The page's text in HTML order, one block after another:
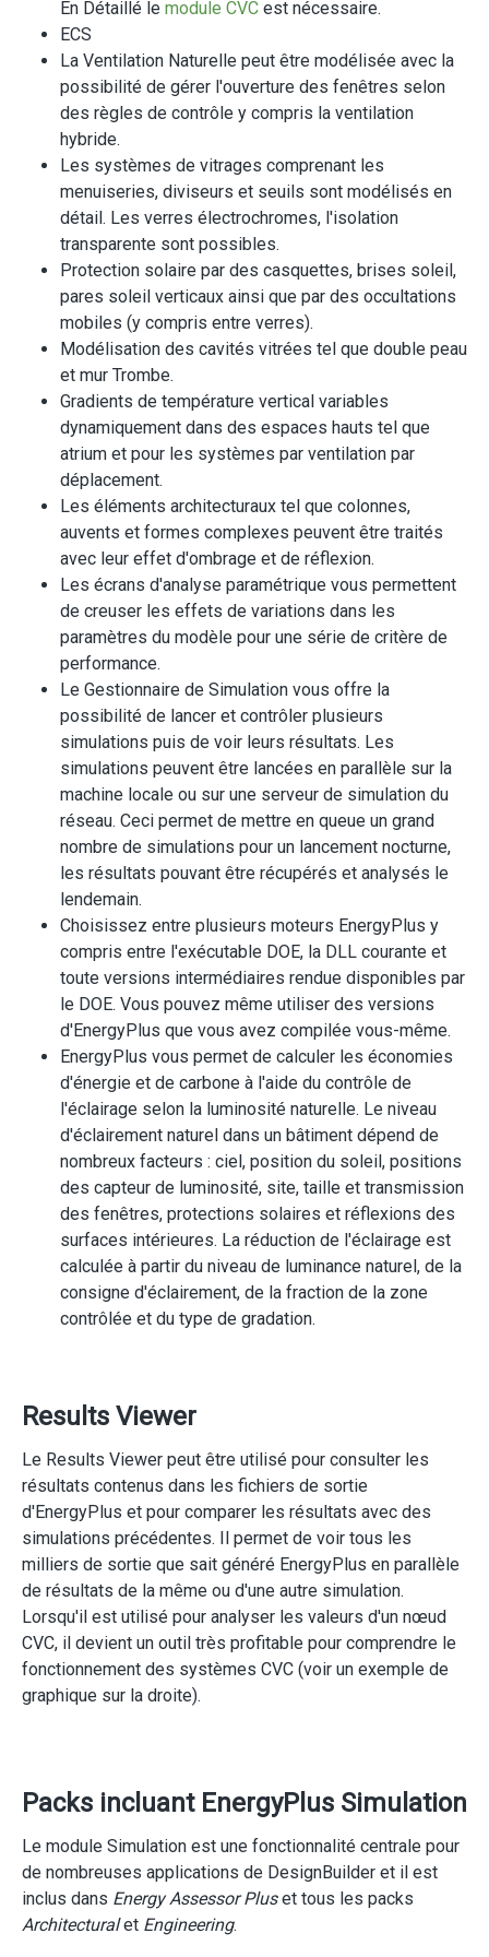
En Détaillé le module CVC est nécessaire.
ECS
La Ventilation Naturelle peut être modélisée avec la
possibilité de gérer l'ouverture des fenêtres selon
des règles de contrôle y compris la ventilation
hybride.
Les systèmes de vitrages comprenant les
menuiseries, diviseurs et seuils sont modélisés en
détail. Les verres électrochromes, l'isolation
transparente sont possibles.
Protection solaire par des casquettes, brises soleil,
pares soleil verticaux ainsi que par des occultations
mobiles (y compris entre verres).
Modélisation des cavités vitrées tel que double peau
et mur Trombe.
Gradients de température vertical variables
dynamiquement dans des espaces hauts tel que
atrium et pour les systèmes par ventilation par
déplacement.
Les éléments architecturaux tel que colonnes,
auvents et formes complexes peuvent être traités
avec leur effet d'ombrage et de réflexion.
Les écrans d'analyse paramétrique vous permettent
de creuser les effets de variations dans les
paramètres du modèle pour une série de critère de
performance.
Le Gestionnaire de Simulation vous offre la
possibilité de lancer et contrôler plusieurs
simulations puis de voir leurs résultats. Les
simulations peuvent être lancées en parallèle sur la
machine locale ou sur une serveur de simulation du
réseau. Ceci permet de mettre en queue un grand
nombre de simulations pour un lancement nocturne,
les résultats pouvant être récupérés et analysés le
lendemain.
Choisissez entre plusieurs moteurs EnergyPlus y
compris entre l'exécutable DOE, la DLL courante et
toute versions intermédiaires rendue disponibles par
le DOE. Vous pouvez même utiliser des versions
d'EnergyPlus que vous avez compilée vous-même.
EnergyPlus vous permet de calculer les économies
d'énergie et de carbone à l'aide du contrôle de
l'éclairage selon la luminosité naturelle. Le niveau
d'éclairement naturel dans un bâtiment dépend de
nombreux facteurs : ciel, position du soleil, positions
des capteur de luminosité, site, taille et transmission
des fenêtres, protections solaires et réflexions des
surfaces intérieures. La réduction de l'éclairage est
calculée à partir du niveau de luminance naturel, de la
consigne d'éclairement, de la fraction de la zone
contrôlée et du type de gradation.
Results Viewer
Le Results Viewer peut être utilisé pour consulter les
résultats contenus dans les fichiers de sortie
d'EnergyPlus et pour comparer les résultats avec des
simulations précédentes. Il permet de voir tous les
milliers de sortie que sait généré EnergyPlus en parallèle
de résultats de la même ou d'une autre simulation.
Lorsqu'il est utilisé pour analyser les valeurs d'un nœud
CVC, il devient un outil très profitable pour comprendre le
fonctionnement des systèmes CVC (voir un exemple de
graphique sur la droite).
Packs incluant EnergyPlus Simulation
Le module Simulation est une fonctionnalité centrale pour
de nombreuses applications de DesignBuilder et il est
inclus dans Energy Assessor Pluset tous les packs
Architecturalet Engineering.